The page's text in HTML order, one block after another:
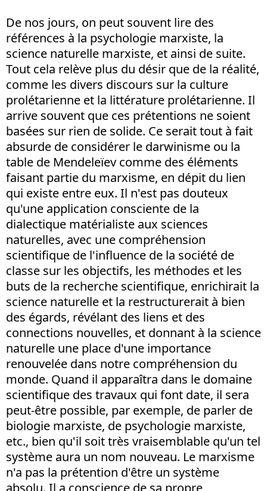
De nos jours, on peut souvent lire des
références à la psychologie marxiste, la
science naturelle marxiste, et ainsi de suite.
Tout cela relève plus du désir que de la réalité,
comme les divers discours sur la culture
prolétarienne et la littérature prolétarienne. Il
arrive souvent que ces prétentions ne soient
basées sur rien de solide. Ce serait tout à fait
absurde de considérer le darwinisme ou la
table de Mendeleïev comme des éléments
faisant partie du marxisme, en dépit du lien
qui existe entre eux. Il n'est pas douteux
qu'une application consciente de la
dialectique matérialiste aux sciences
naturelles, avec une compréhension
scientifique de l'influence de la société de
classe sur les objectifs, les méthodes et les
buts de la recherche scientifique, enrichirait la
science naturelle et la restructurerait à bien
des égards, révélant des liens et des
connections nouvelles, et donnant à la science
naturelle une place d'une importance
renouvelée dans notre compréhension du
monde. Quand il apparaîtra dans le domaine
scientifique des travaux qui font date, il sera
peut-être possible, par exemple, de parler de
biologie marxiste, de psychologie marxiste,
etc., bien qu'il soit très vraisemblable qu'un tel
système aura un nom nouveau. Le marxisme
n'a pas la prétention d'être un système
absolu. Il a conscience de sa propre